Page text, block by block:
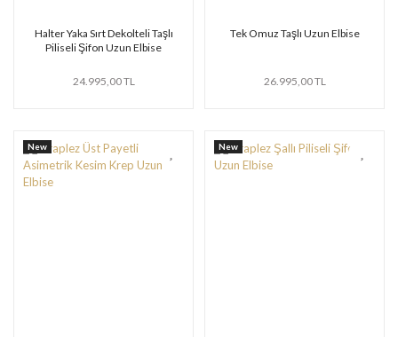
Halter Yaka Sırt Dekolteli Taşlı
Piliseli Şifon Uzun Elbise
24.995,00 TL
Tek Omuz Taşlı Uzun Elbise
26.995,00 TL
New New